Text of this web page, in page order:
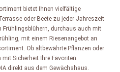
bietet Ihnen vielfältige
oder Beete zu jeder Jahreszeit
durchaus auch mit
mit einem Riesenangebot an
Ob altbewährte Pflanzen oder
Sicherheit Ihre Favoriten.
direkt aus dem Gewächshaus.